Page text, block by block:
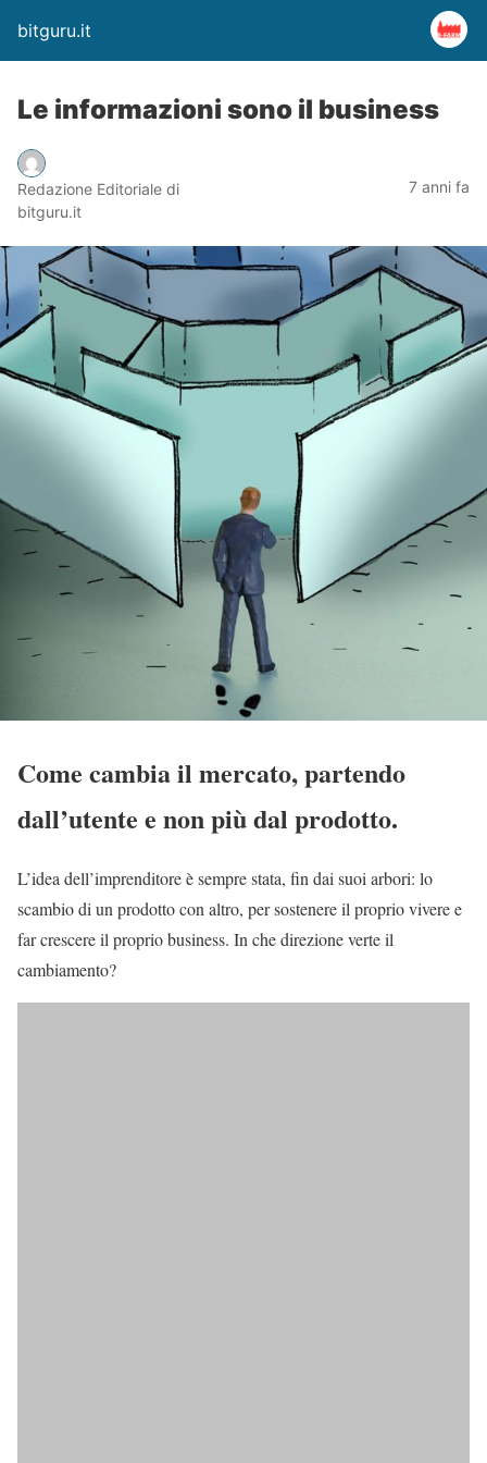
bitguru.it
Le informazioni sono il business
Redazione Editoriale di
bitguru.it
7 anni fa
Come cambia il mercato, partendo
dall’utente e non più dal prodotto.
L’idea dell’imprenditore è sempre stata, fin dai suoi arbori: lo
scambio di un prodotto con altro, per sostenere il proprio vivere e
far crescere il proprio business. In che direzione verte il
cambiamento?